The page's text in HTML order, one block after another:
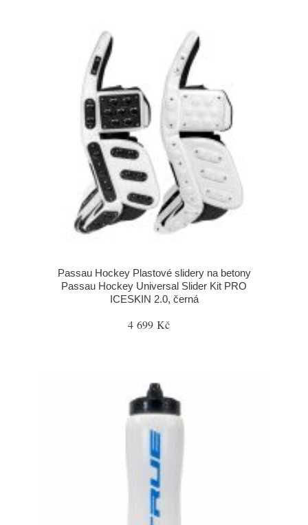
Passau Hockey Plastové slidery na betony
Passau Hockey Universal Slider Kit PRO
ICESKIN 2.0, černá
4 699 Kč